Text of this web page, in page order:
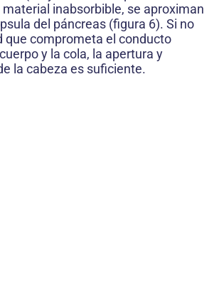
inabsorbible, se aproximan
del páncreas (figura 6). Si no
que comprometa el conducto
y la cola, la apertura y
la cabeza es suficiente.